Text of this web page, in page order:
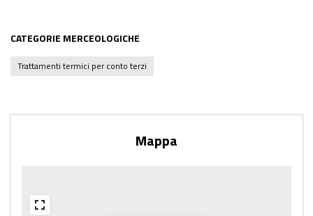
CATEGORIE MERCEOLOGICHE
Trattamenti termici per conto terzi
Mappa